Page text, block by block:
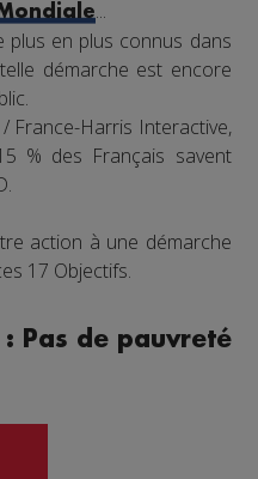
...
plus en plus connus dans
démarche est encore
France-Harris Interactive,
% des Français savent
action à une démarche
17 Objectifs.
Pas de pauvreté